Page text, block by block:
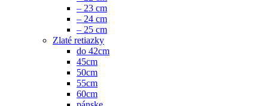
– 23 cm
– 24 cm
– 25 cm
Zlaté retiazky
do 42cm
45cm
50cm
55cm
60cm